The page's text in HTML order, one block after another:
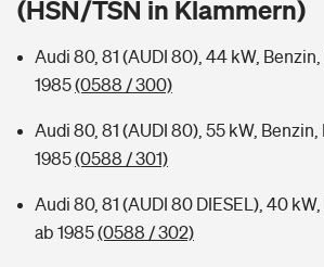
Sie haben Fragen?
Zur Übersicht
Kinderunfall-Check: Mehr Sicherheit für
(HSN/TSN in Klammern)
Audi 80, 81 (AUDI 80), 44 kW,
1985(0588 / 300)
Audi 80, 81 (AUDI 80), 55 kW,
1985(0588 / 301)
Audi 80, 81 (AUDI 80 DIESEL), 40
ab 1985(0588 / 302)